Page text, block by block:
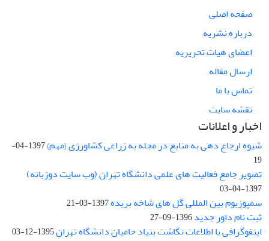
صفحه اصلی
درباره نشریه
اعضای هیات تحریریه
ارسال مقاله
تماس با ما
نقشه سایت
اخبار و اعلانات
شیوه ارجاع دهی به منابع در مجله به زراعی کشاورزی {مهم}
1397-04-
19
تصویر جامع فعالیت های علمی دانشگاه تهران (وب سایت دوزبانه)
1397-04-03
سمپوزیوم بین المللی گل های شاخه بریده1397-03-21
ثبت نام داور جدید1396-09-27
اینفوگرافی یا اطلاعات نگاشت بنیاد حامیان دانشگاه تهران1395-12-03